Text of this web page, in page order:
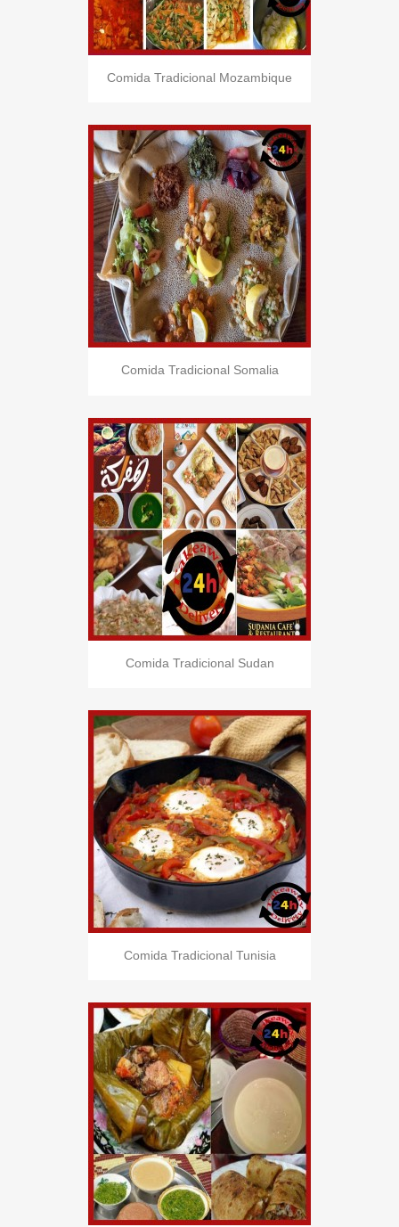
Comida Tradicional Mozambique
Comida Tradicional Somalia
Comida Tradicional Sudan
Comida Tradicional Tunisia